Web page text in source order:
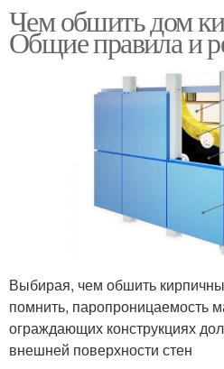
Чем обшить дом
Общие правила и
Выбирая, чем обшить
помнить, паропроницаемость
ограждающих конструкциях
внешней поверхности стен